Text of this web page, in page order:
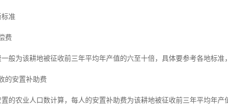
准
费
般为该耕地被征收前三年平均年产值的六至十倍，具体要参考各地标准
的安置补助费
的农业人口数计算，每人的安置补助费为该耕地被征收前三年平均年